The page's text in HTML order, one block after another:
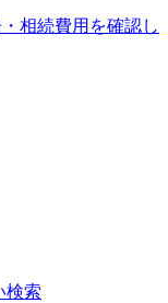
相続費用を確認し
検索